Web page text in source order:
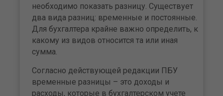
необходимо показать разницу. Существует
два вида разниц: временные и постоянные.
Для бухгалтера крайне важно определить, к
какому из видов относится та или иная
сумма.
Согласно действующей редакции ПБУ
временные разницы – это доходы и
расходы, которые в бухгалтерском учете